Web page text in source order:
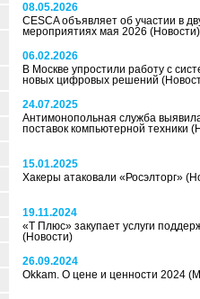
08.05.2026
CESCA объявляет об участии в
мероприятиях мая 2026 (Новости)
06.02.2026
В Москве упростили работу с
новых цифровых решений
24.07.2025
Антимонопольная служба
поставок компьютерной техники
15.01.2025
Хакеры атаковали «Росэлторг»
19.11.2024
«Т Плюс» закупает услуги
(Новости)
26.09.2024
Okkam. О цене и ценности 2024